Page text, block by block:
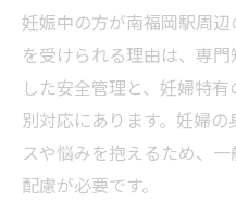
し
妊婦が安心して
方
予約前に知りた
妊娠中の方が南福岡駅周
を受けられる理由は、専
した安全管理と、妊婦特
別対応にあります。妊婦
スや悩みを抱えるため、
配慮が必要です。